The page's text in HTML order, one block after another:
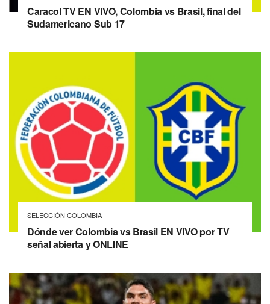
Caracol TV EN VIVO, Colombia vs Brasil, final del
Sudamericano Sub 17
SELECCIÓN COLOMBIA
Dónde ver Colombia vs Brasil EN VIVO por TV
señal abierta y ONLINE